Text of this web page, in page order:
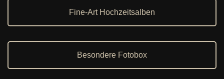
Fine-Art Hochzeitsalben
Besondere Fotobox